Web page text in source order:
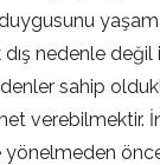
nedenle
sahip
verebilmektir.
yönelmeden